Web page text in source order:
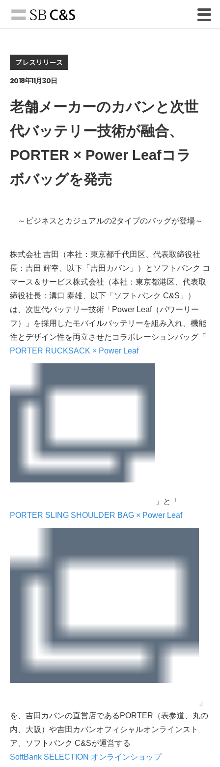
プレスリリース
2018年11月30日
老舗メーカーのカバンと次世
代バッテリー技術が融合、
PORTER × Power Leafコラ
ボバッグを発売
～ビジネスとカジュアルの2タイプのバッグが登場～
株式会社 吉田（本社：東京都千代田区、代表取締役社
長：吉田 輝幸、以下「吉田カバン」）とソフトバンク コ
マース＆サービス株式会社（本社：東京都港区、代表取
締役社長：溝口 泰雄、以下「ソフトバンク C&S」）
は、次世代バッテリー技術「Power Leaf（パワーリー
フ）」を採用したモバイルバッテリーを組み入れ、機能
性とデザイン性を両立させたコラボレーションバッグ「
PORTER RUCKSACK × Power Leaf
」と「
PORTER SLING SHOULDER BAG × Power Leaf
」
を、吉田カバンの直営店であるPORTER（表参道、丸の
内、大阪）や吉田カバンオフィシャルオンラインスト
ア、ソフトバンク C&Sが運営する
SoftBank SELECTION オンラインショップ